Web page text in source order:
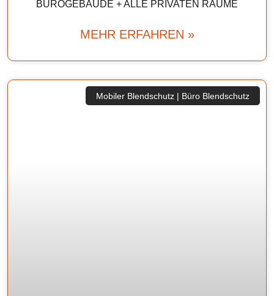
BÜROGEBÄUDE + ALLE PRIVATEN RÄUME
MEHR ERFAHREN »
Mobiler Blendschutz | Büro Blendschutz